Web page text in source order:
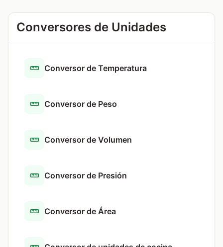
Conversores de Unidades
Conversor de Temperatura
Conversor de Peso
Conversor de Volumen
Conversor de Presión
Conversor de Área